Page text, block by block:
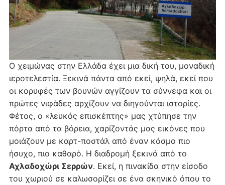
Ο χειμώνας στην Ελλάδα έχει μια δική του, μοναδική
ιεροτελεστία. Ξεκινά πάντα από εκεί, ψηλά, εκεί που
οι κορυφές των βουνών αγγίζουν τα σύννεφα και οι
πρώτες νιφάδες αρχίζουν να διηγούνται ιστορίες.
Φέτος, ο «λευκός επισκέπτης» μας χτύπησε την
πόρτα από τα βόρεια, χαρίζοντάς μας εικόνες που
μοιάζουν με καρτ-ποστάλ από έναν κόσμο πιο
ήσυχο, πιο καθαρό. Η διαδρομή ξεκινά από το
Αχλαδοχώρι Σερρών. Εκεί, η πινακίδα στην είσοδο
του χωριού σε καλωσορίζει σε ένα σκηνικό όπου το